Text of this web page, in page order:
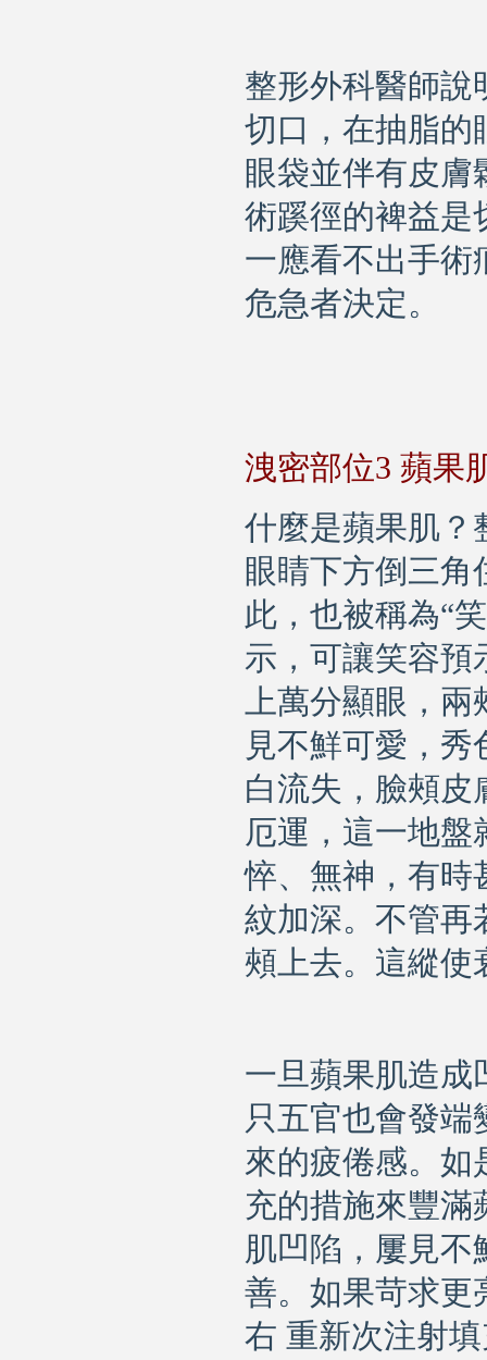
整形外科醫師說
切口，在抽脂的
眼袋並伴有皮膚
術蹊徑的裨益是
一應看不出手術
危急者決定。
洩密部位3 蘋果
什麼是蘋果肌？
眼睛下方倒三角
此，也被稱為“
示，可讓笑容預
上萬分顯眼，
見不鮮可愛，
白流失，臉頰皮
厄運，這一地盤
悴、無神，有時
紋加深。不管再
頰上去。這縱使
一旦蘋果肌造成
只五官也會發
來的疲倦感。如
充的措施來豐滿
肌凹陷，屢見不
善。如果苛求更
右 重新次注射